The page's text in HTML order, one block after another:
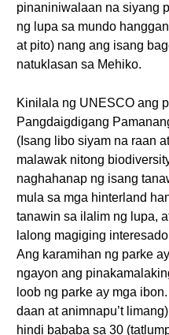
pinaniniwalaan na siyang
ng lupa sa mundo
at pito) nang ang isang
natuklasan sa Mehiko.
Kinilala ng UNESCO ang
Pangdaigdigang
(Isang libo siyam na raan
malawak nitong
naghahanap ng isang
mula sa mga hinterland
tanawin sa ilalim ng lupa,
lalong magiging
Ang karamihan ng parke
ngayon ang
loob ng parke ay mga
daan at animnapu’t
hindi bababa sa 30